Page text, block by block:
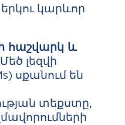
երկու կարևոր
հաշվարկ և
լեզվի
սքանում են
տեքստը,